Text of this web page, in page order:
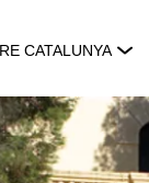
CATALUNYA